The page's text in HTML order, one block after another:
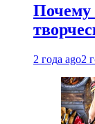
Почему
2 года ago2